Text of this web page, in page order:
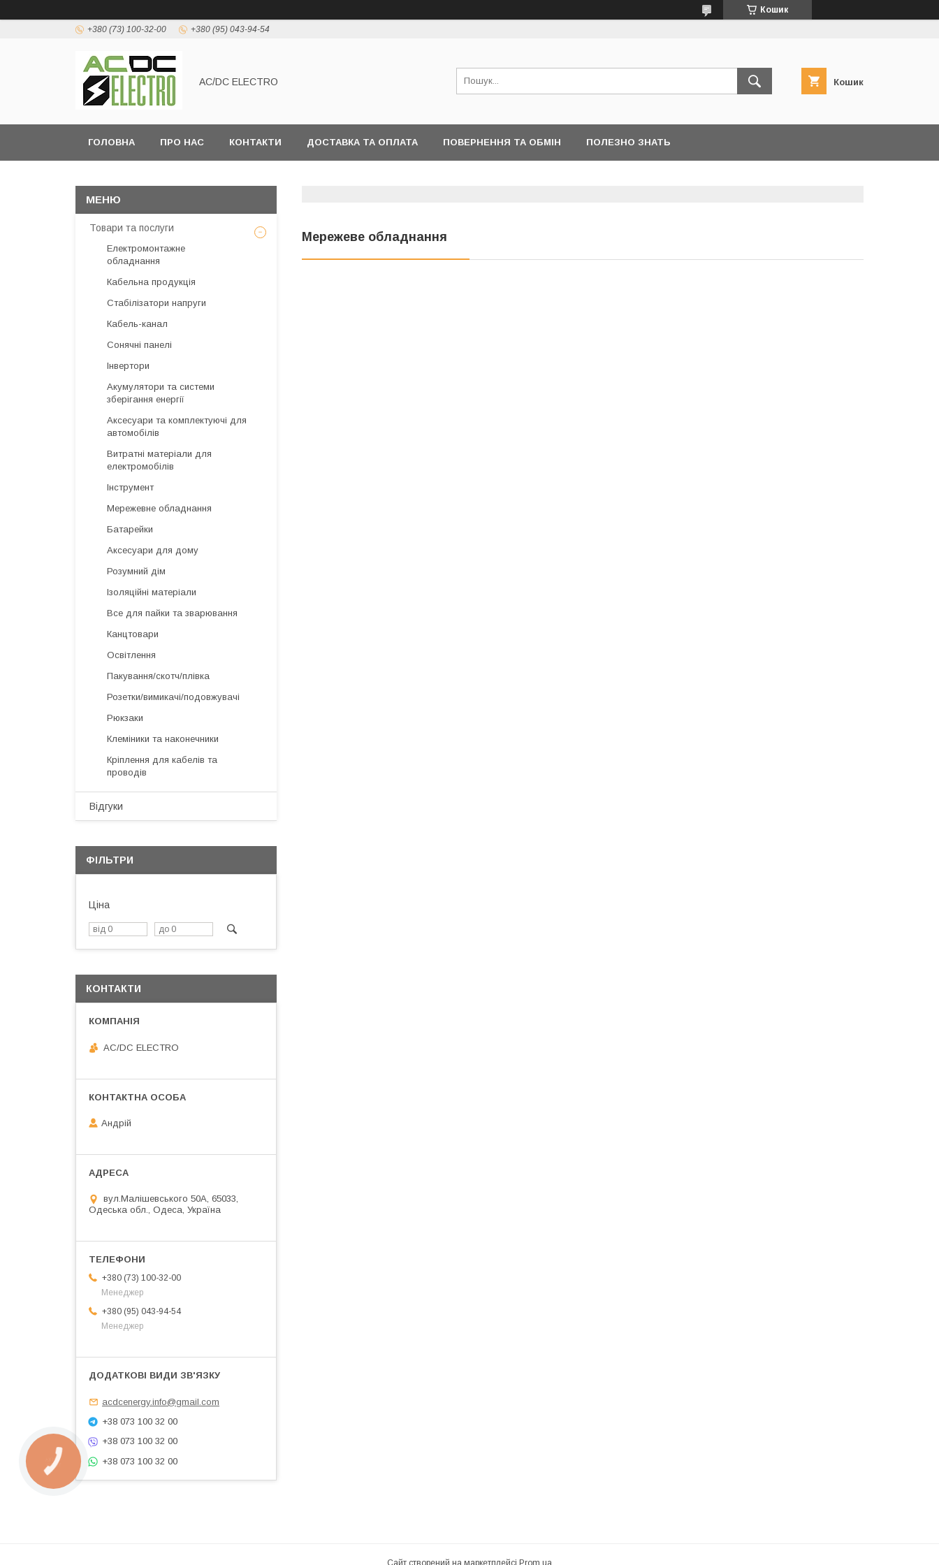
Кошик
+380 (73) 100-32-00 +380 (95) 043-94-54
AC/DC ELECTRO Кошик
ГОЛОВНА ПРО НАС КОНТАКТИ ДОСТАВКА ТА ОПЛАТА ПОВЕРНЕННЯ ТА ОБМІН ПОЛЕЗНО ЗНАТЬ
Мережеве обладнання
Товари та послуги
Електромонтажне
обладнання
Кабельна продукція
Стабілізатори напруги
Кабель-канал
Сонячні панелі
Інвертори
Акумулятори та системи
зберігання енергії
Аксесуари та комплектуючі для
автомобілів
Витратні матеріали для
електромобілів
Інструмент
Мережевне обладнання
Батарейки
Аксесуари для дому
Розумний дім
Ізоляційні матеріали
Все для пайки та зварювання
Канцтовари
Освітлення
Пакування/скотч/плівка
Розетки/вимикачі/подовжувачі
Рюкзаки
Клеміники та наконечники
Кріплення для кабелів та
проводів
Відгуки
ФІЛЬТРИ
Ціна
КОНТАКТИ
AC/DC ELECTRO
Андрій
вул.Малішевського 50А, 65033,
Одеська обл., Одеса, Україна
+380 (73) 100-32-00
Менеджер
+380 (95) 043-94-54
Менеджер
acdcenergy.info@gmail.com
+38 073 100 32 00
+38 073 100 32 00
+38 073 100 32 00
КНОПКА
ЗВ'ЯЗКУ